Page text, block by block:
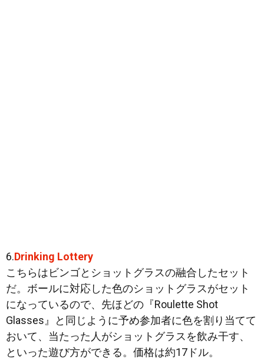
6.Drinking Lottery
こちらはビンゴとショットグラスの融合したセット
だ。ボールに対応した色のショットグラスがセット
になっているので、先ほどの『Roulette Shot
Glasses』と同じように予め参加者に色を割り当てて
おいて、当たった人がショットグラスを飲み干す、
といった遊び方ができる。価格は約17ドル。